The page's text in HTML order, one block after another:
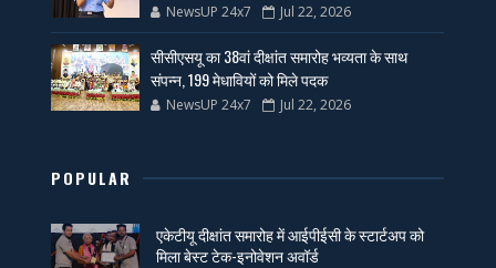
NewsUP 24x7 Jul 22, 2026
सीसीएसयू का 38वां दीक्षांत समारोह भव्यता के साथ
संपन्न, 199 मेधावियों को मिले पदक
NewsUP 24x7 Jul 22, 2026
POPULAR
एकेटीयू दीक्षांत समारोह में आईपीईसी के स्टार्टअप को
मिला बेस्ट टेक-इनोवेशन अवॉर्ड